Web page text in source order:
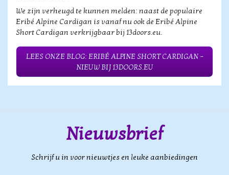
We zijn verheugd te kunnen melden: naast de populaire
Eribé Alpine Cardigan is vanaf nu ook de Eribé Alpine
Short Cardigan verkrijgbaar bij 13doors.eu.
LEES ONZE BLOG: ERIBÉ ALPINE SHORT CARDIGAN –
NIEUW BIJ 13DOORS.EU
Nieuwsbrief
Schrijf u in voor nieuwtjes en leuke aanbiedingen